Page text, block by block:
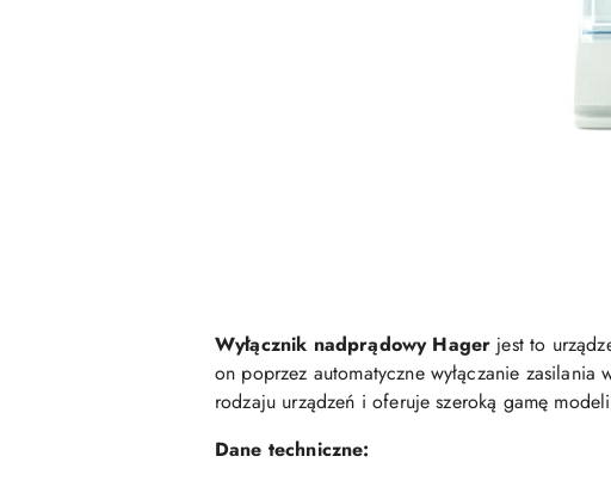
Wyłącznik nadprądowy Hager jest to
on poprzez automatyczne wyłączanie
rodzaju urządzeń i oferuje szeroką gamę
Dane techniczne: